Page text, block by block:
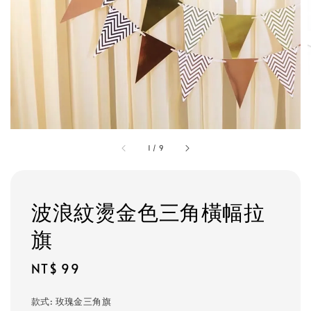
1 / 9
波浪紋燙金色三角橫幅拉
旗
Regular
NT$ 99
款式: 玫瑰金三角旗